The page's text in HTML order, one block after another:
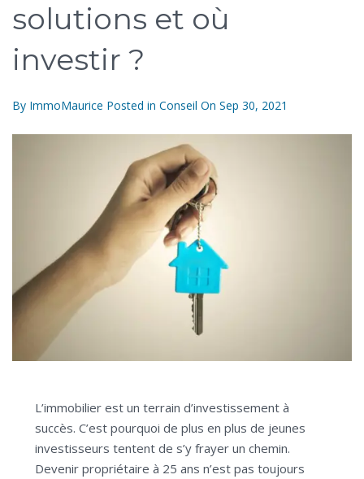
solutions et où
investir ?
By ImmoMaurice Posted in Conseil On Sep 30, 2021
L’immobilier est un terrain d’investissement à
succès. C’est pourquoi de plus en plus de jeunes
investisseurs tentent de s’y frayer un chemin.
Devenir propriétaire à 25 ans n’est pas toujours